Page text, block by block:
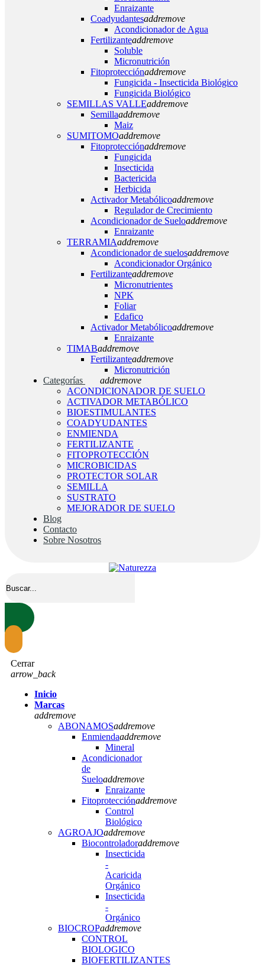
Enraizante
Coadyudantesaddremove
Acondicionador de Agua
Fertilizanteaddremove
Soluble
Micronutrición
Fitoprotecciónaddremove
Fungicida - Insecticida Biológico
Fungicida Biológico
SEMILLAS VALLEaddremove
Semillaaddremove
Maiz
SUMITOMOaddremove
Fitoprotecciónaddremove
Fungicida
Insecticida
Bactericida
Herbicida
Activador Metabólicoaddremove
Regulador de Crecimiento
Acondicionador de Sueloaddremove
Enraizante
TERRAMIAaddremove
Acondicionador de suelosaddremove
Acondicionador Orgánico
Fertilizanteaddremove
Micronutrientes
NPK
Foliar
Edafico
Activador Metabólicoaddremove
Enraizante
TIMABaddremove
Fertilizanteaddremove
Micronutrición
Categorías
addremove
ACONDICIONADOR DE SUELO
ACTIVADOR METABÓLICO
BIOESTIMULANTES
COADYUDANTES
ENMIENDA
FERTILIZANTE
FITOPROTECCIÓN
MICROBICIDAS
PROTECTOR SOLAR
SEMILLA
SUSTRATO
MEJORADOR DE SUELO
Blog
Contacto
Sobre Nosotros
Cerrar
arrow_back
Inicio
Marcas
addremove
ABONAMOSaddremove
Enmiendaaddremove
Mineral
Acondicionador
de
Sueloaddremove
Enraizante
Fitoprotecciónaddremove
Control
Biológico
AGROAJOaddremove
Biocontroladoraddremove
Insecticida
-
Acaricida
Orgánico
Insecticida
-
Orgánico
BIOCROPaddremove
CONTROL
BIOLOGICO
BIOFERTILIZANTES